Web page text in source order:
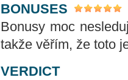
BONUSES
Bonusy moc
takže věřím, že toto
VERDICT